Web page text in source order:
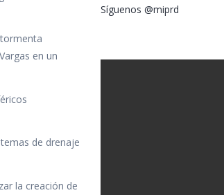
en un
de drenaje
la creación de
Síguenos @miprd